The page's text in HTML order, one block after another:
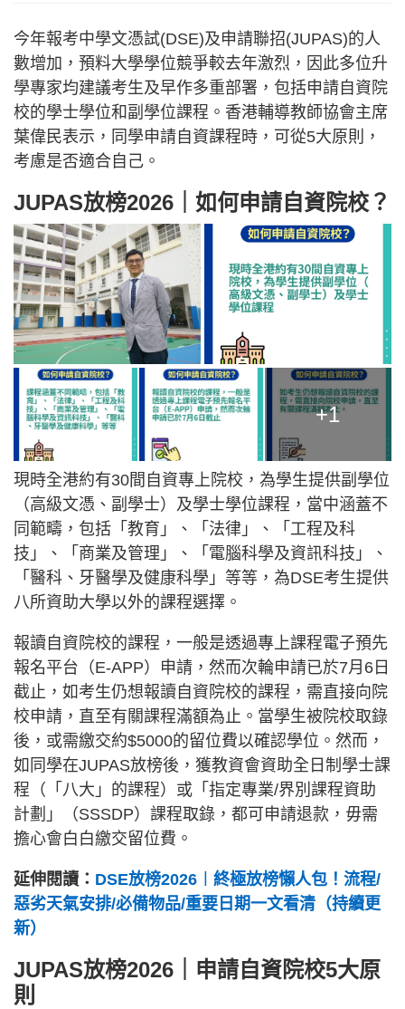
今年報考中學文憑試(DSE)及申請聯招(JUPAS)的人
數增加，預料大學學位競爭較去年激烈，因此多位升
學專家均建議考生及早作多重部署，包括申請自資院
校的學士學位和副學位課程。香港輔導教師協會主席
葉偉民表示，同學申請自資課程時，可從5大原則，
考慮是否適合自己。
JUPAS放榜2026｜如何申請自資院校？
+1
現時全港約有30間自資專上院校，為學生提供副學位
（高級文憑、副學士）及學士學位課程，當中涵蓋不
同範疇，包括「教育」、「法律」、「工程及科
技」、「商業及管理」、「電腦科學及資訊科技」、
「醫科、牙醫學及健康科學」等等，為DSE考生提供
八所資助大學以外的課程選擇。
報讀自資院校的課程，一般是透過專上課程電子預先
報名平台（E-APP）申請，然而次輪申請已於7月6日
截止，如考生仍想報讀自資院校的課程，需直接向院
校申請，直至有關課程滿額為止。當學生被院校取錄
後，或需繳交約$5000的留位費以確認學位。然而，
如同學在JUPAS放榜後，獲教資會資助全日制學士課
程（「八大」的課程）或「指定專業/界別課程資助
計劃」（SSSDP）課程取錄，都可申請退款，毋需
擔心會白白繳交留位費。
延伸閱讀： DSE放榜2026︱終極放榜懶人包！流程/
惡劣天氣安排/必備物品/重要日期一文看清（持續更
新）
JUPAS放榜2026｜申請自資院校5大原
則